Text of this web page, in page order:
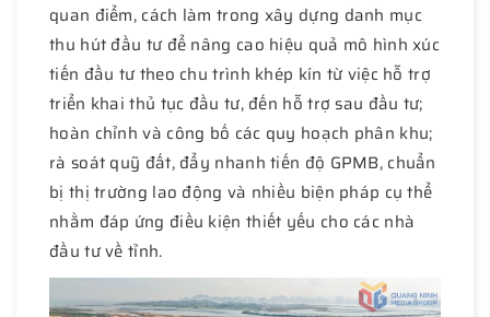
quan điểm, cách làm trong xây dựng danh mục
thu hút đầu tư để nâng cao hiệu quả mô hình xúc
tiến đầu tư theo chu trình khép kín từ việc hỗ trợ
triển khai thủ tục đầu tư, đến hỗ trợ sau đầu tư;
hoàn chỉnh và công bố các quy hoạch phân khu;
rà soát quỹ đất, đẩy nhanh tiến độ GPMB, chuẩn
bị thị trường lao động và nhiều biện pháp cụ thể
nhằm đáp ứng điều kiện thiết yếu cho các nhà
đầu tư về tỉnh.